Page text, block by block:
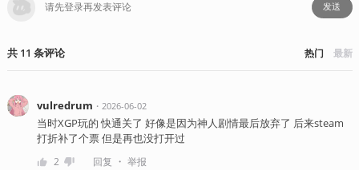
发送
共 11 条评论 热门 最新
vulredrum ・ 2026-06-02
当时XGP玩的 快通关了 好像是因为神人剧情最后放弃了 后来steam
打折补了个票 但是再也没打开过
2 回复 ・ 举报